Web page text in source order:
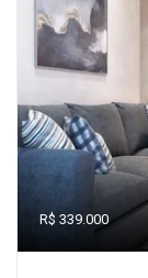
R$ 339.000